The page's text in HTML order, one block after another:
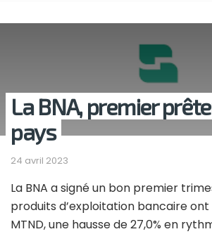
La BNA, premier
pays
24 avril 2023
La BNA a signé un bon premier
produits d’exploitation bancaire
MTND, une hausse de 27,0% en